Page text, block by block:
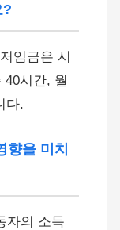
?
임금은 시
40시간, 월
다.
향을 미치
자의 소득